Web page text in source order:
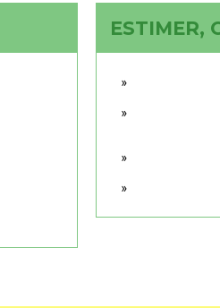
ESTIMER,